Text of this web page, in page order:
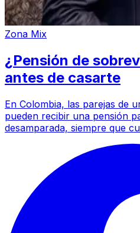
Zona Mix
¿Pensión de
antes de casarte
En Colombia, las parejas de
pueden recibir una pensión
desamparada, siempre que